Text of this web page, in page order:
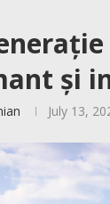
și
July 13,